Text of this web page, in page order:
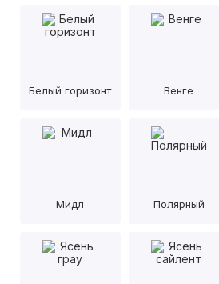
Белый горизонт Венге
Мидл Полярный